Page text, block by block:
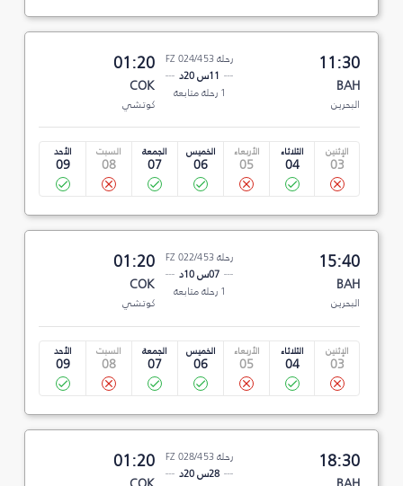
11:30
BAH
البحرين
رحلة FZ 024/453
11س 20د
1 رحلة متابعة
01:20
COK
كوتشي
الإثنين
03
الثلاثاء
04
الأربعاء
05
الخميس
06
الجمعة
07
السبت
08
الأحد
09
15:40
BAH
البحرين
رحلة FZ 022/453
07س 10د
1 رحلة متابعة
01:20
COK
كوتشي
الإثنين
03
الثلاثاء
04
الأربعاء
05
الخميس
06
الجمعة
07
السبت
08
الأحد
09
18:30
رحلة FZ 028/453
28س 20د
01:20